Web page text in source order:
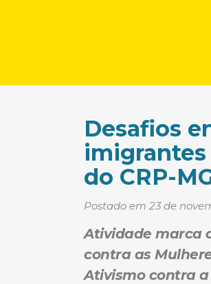
Desafios
imigrantes
do CRP-
Postado em 23 de
Atividade marca
contra as
Ativismo contra a